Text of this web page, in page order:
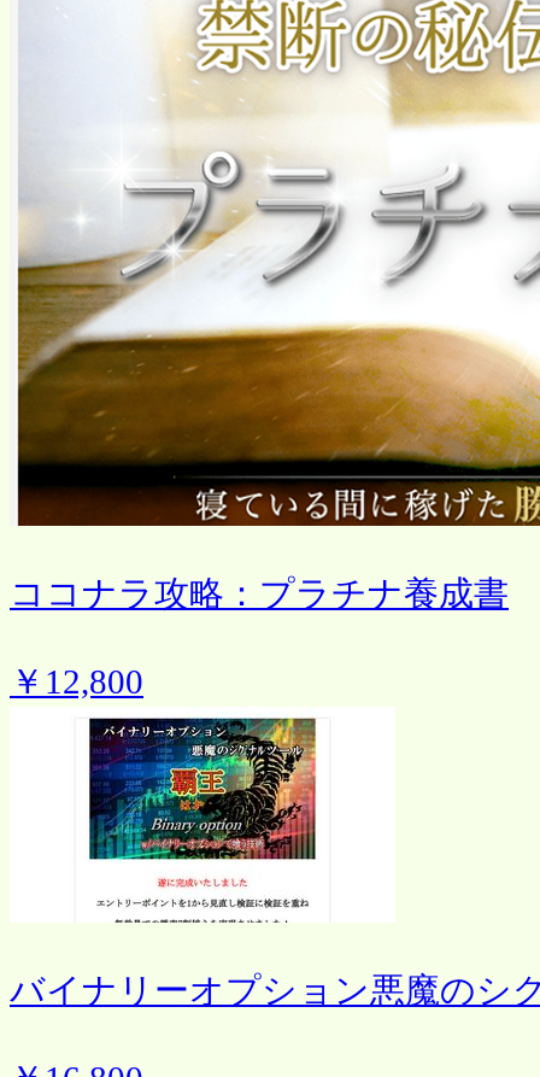
ココナラ攻略：プラチナ養成書
￥12,800
バイナリーオプション悪魔のシ